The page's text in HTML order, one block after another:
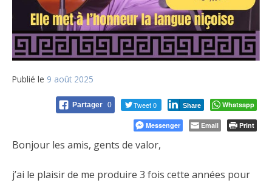
Publié le 9 août 2025
Partager 0 Tweet 0 Share Whatsapp
Messenger Email Print
Bonjour les amis, gents de valor,
j’ai le plaisir de me produire 3 fois cette années pour